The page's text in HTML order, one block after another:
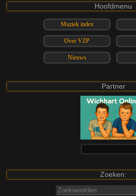
Hoofdmenu
Muziek index
Over VZP
Nieuws
Partner
Zoeken: